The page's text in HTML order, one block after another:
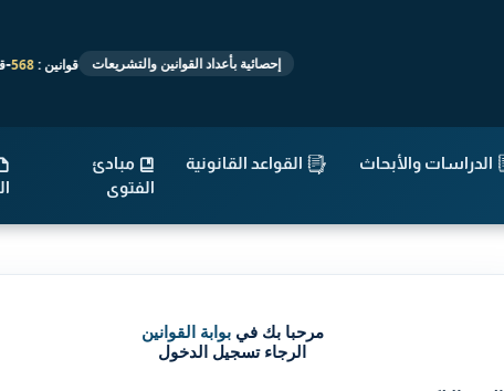
إحصائية بأعداد القوانين والتشريعات قوانين :568
-
الدراسات والأبحاث القواعد القانونية
مبادئ
الفتوى
مرحبا بك فيبوابة القوانين
الرجاء تسجيل الدخول